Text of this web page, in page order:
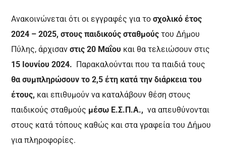
Ανακοινώνεται ότι οι εγγραφές για το σχολικό έτος
2024 – 2025, στους παιδικούς σταθμούς του Δήμου
Πύλης, άρχισανστις 20 Μαΐου και θα τελειώσουν στις
15 Ιουνίου 2024. Παρακαλούνται που τα παιδιά τους
θα συμπληρώσουν το 2,5 έτη κατά την διάρκεια του
έτους, και επιθυμούν να καταλάβουν θέση στους
παιδικούς σταθμούς μέσω Ε.Σ.Π.Α., να απευθύνονται
στους κατά τόπους καθώς και στα γραφεία του Δήμου
για πληροφορίες.